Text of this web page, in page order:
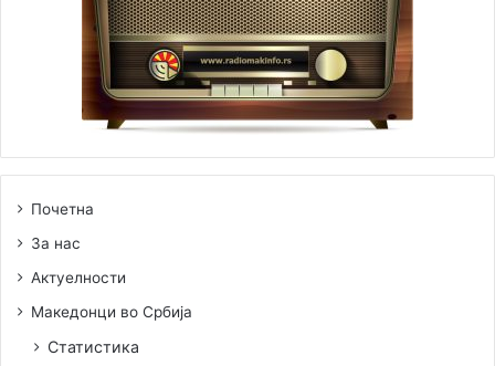
Почетна
За нас
Актуелности
Македонци во Србија
Статистика